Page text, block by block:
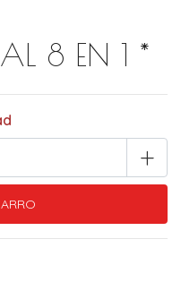
8 EN 1 *
+